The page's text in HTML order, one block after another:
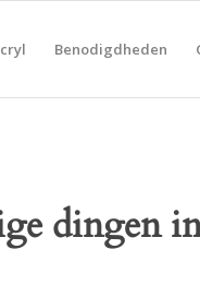
Benodigdheden
dingen